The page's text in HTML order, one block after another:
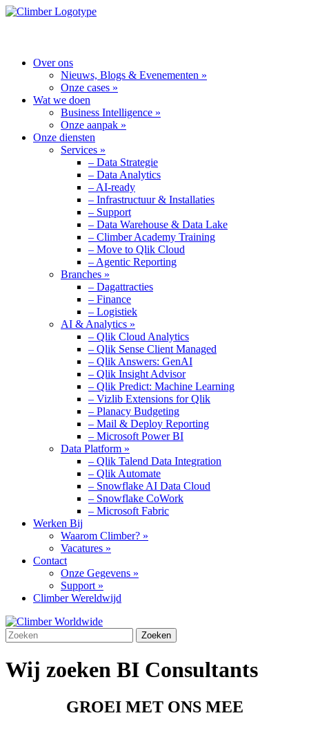
Over ons
Nieuws, Blogs & Evenementen »
Onze cases »
Wat we doen
Business Intelligence »
Onze aanpak »
Onze diensten
Services »
– Data Strategie
– Data Analytics
– AI-ready
– Infrastructuur & Installaties
– Support
– Data Warehouse & Data Lake
– Climber Academy Training
– Move to Qlik Cloud
– Agentic Reporting
Branches »
– Dagattracties
– Finance
– Logistiek
AI & Analytics »
– Qlik Cloud Analytics
– Qlik Sense Client Managed
– Qlik Answers: GenAI
– Qlik Insight Advisor
– Qlik Predict: Machine Learning
– Vizlib Extensions for Qlik
– Planacy Budgeting
– Mail & Deploy Reporting
– Microsoft Power BI
Data Platform »
– Qlik Talend Data Integration
– Qlik Automate
– Snowflake AI Data Cloud
– Snowflake CoWork
– Microsoft Fabric
Werken Bij
Waarom Climber? »
Vacatures »
Contact
Onze Gegevens »
Support »
Climber Wereldwijd
Wij zoeken BI Consultants
GROEI MET ONS MEE